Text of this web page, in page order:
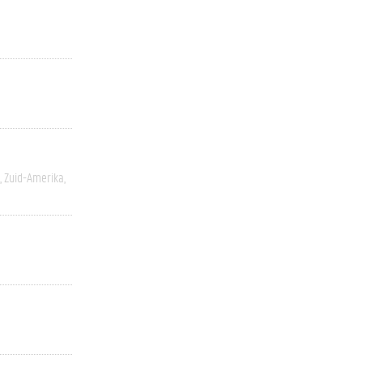
Zuid-Amerika